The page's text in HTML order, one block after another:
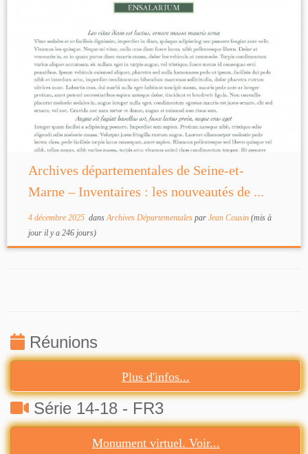
Archives départementales de Seine-et-
Marne – Inventaires : les nouveautés de ...
4 décembre 2025dansArchives Départementales par Jean Cousin(mis à
jour il y a 246 jours)
Réunions
Plus d'infos...
Série 14-18 - FR3
Monument virtuel. Voir...